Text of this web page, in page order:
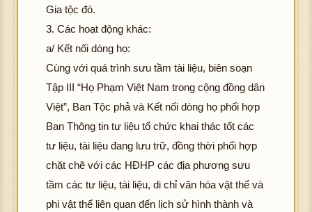
Gia tộc đó.
3. Các hoạt động khác:
a/ Kết nối dòng họ:
Cùng với quá trình sưu tầm tài liệu, biên soạn
Tập III “Họ Phạm Việt Nam trong cộng đồng dân
Việt”, Ban Tộc phả và Kết nối dòng họ phối hợp
Ban Thông tin tư liệu tổ chức khai thác tốt các
tư liệu, tài liệu đang lưu trữ, đồng thời phối hợp
chặt chẽ với các HĐHP các địa phương sưu
tầm các tư liệu, tài liệu, di chỉ văn hóa vật thể và
phi vật thể liên quan đến lịch sử hình thành và